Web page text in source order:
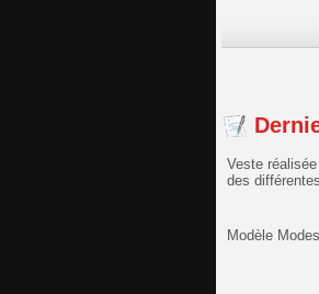
Veste
des
Modèle